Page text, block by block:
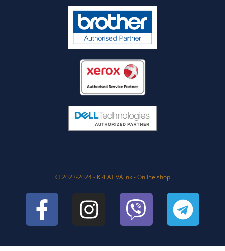
© 2023-2024 - KREATIVA.ink - Online shop